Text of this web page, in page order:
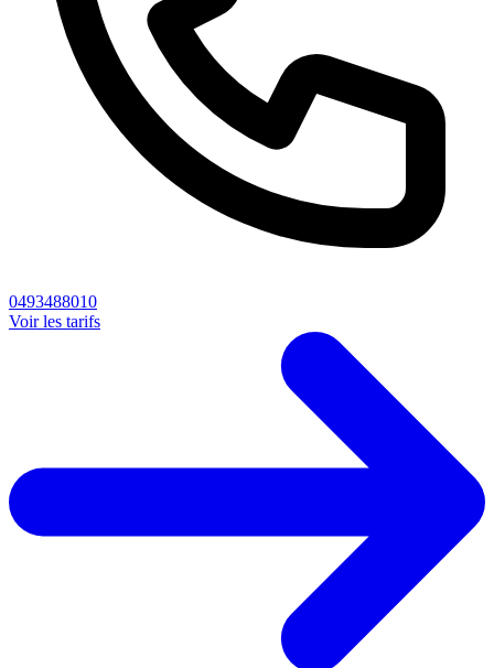
0493488010
Voir les tarifs